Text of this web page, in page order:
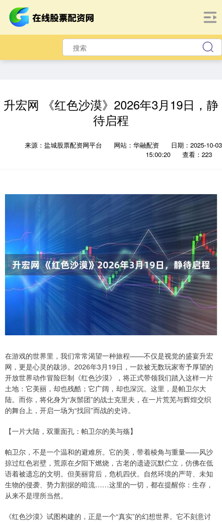
升宏网 《红色沙漠》2026年3月19日，静
待启程
来源：盐城股票配资网平台 网站：华融配资
日期：2025-10-03
15:00:20
查看：223
在游戏的世界里，我们常常渴望一种旅程——不仅是视觉的盛宴升宏
网，更是心灵的跋涉。2026年3月19日，一款被无数玩家寄予厚望的
开放世界动作冒险巨制《红色沙漠》，将正式带领我们踏入这样一片
土地：它美丽，却也残酷；它广阔，却也深沉。这里，是帕卫尔大
陆。而你，将化身为“灰鬃团”的战士克里夫，在一片荒芜与辉煌交织
的舞台上，开启一场为“找回”而战的史诗。
【一片大陆，双重面孔：帕卫尔的美与殇】
帕卫尔，不是一个温和的避难所。它的美，带着棱角与重量——风沙
掠过红色岩壁，荒原在夕阳下燃烧，古老的遗迹沉默伫立，仿佛在低
语着被遗忘的文明。但美丽背后，危机四伏。自然环境的严苛、未知
生物的侵袭、势力割据的暗流……这里的一切，都在提醒你：生存，
从来不是理所当然。
《红色沙漠》试图构建的，正是一个“真实”的幻想世界。它不刻意讨